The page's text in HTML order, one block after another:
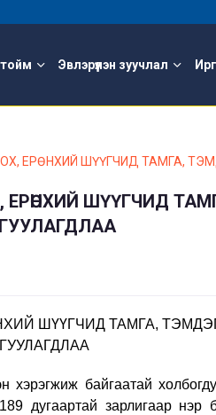
Эвлэрүүлэн зуучлал
ЕРӨНХИЙ ШҮҮГЧИД ТАМГА,
ШҮҮГЧИД
ШҮҮГЧИД ТАМГА,
байгаатай
дугаартай зарлигаар нэр